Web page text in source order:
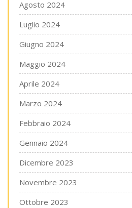
Agosto 2024
Luglio 2024
Giugno 2024
Maggio 2024
Aprile 2024
Marzo 2024
Febbraio 2024
Gennaio 2024
Dicembre 2023
Novembre 2023
Ottobre 2023